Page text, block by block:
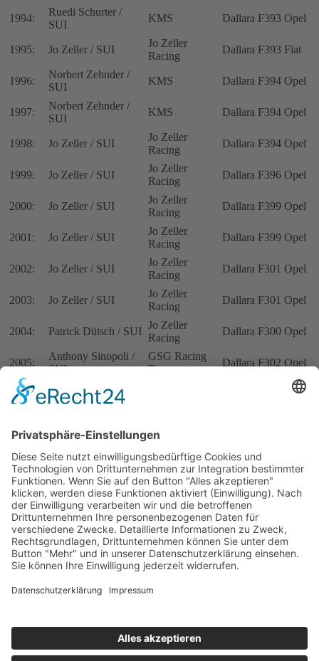
1994:
Ruedi Schurter /
SUI
KMS Dallara F393 Opel
1995: Jo Zeller / SUI
Jo Zeller
Racing
Dallara F393 Fiat
1996:
Norbert Zehnder /
SUI
KMS Dallara F394 Opel
1997:
Norbert Zehnder /
SUI
KMS Dallara F394 Opel
1998: Jo Zeller / SUI
Jo Zeller
Racing
Dallara F394 Opel
1999: Jo Zeller / SUI
Jo Zeller
Racing
Dallara F396 Opel
2000: Jo Zeller / SUI
Jo Zeller
Racing
Dallara F399 Opel
2001: Jo Zeller / SUI
Jo Zeller
Racing
Dallara F399 Opel
2002: Jo Zeller / SUI
Jo Zeller
Racing
Dallara F301 Opel
2003: Jo Zeller / SUI
Jo Zeller
Racing
Dallara F301 Opel
2004: Patrick Dütsch / SUI
Jo Zeller
Racing
Dallara F300 Opel
2005:
Anthony Sinopoli /
SUI
GSG Racing
Team
Dallara F302 Opel
2006: Jo Zeller / SUI Dallara F302 Opel
Racing
2008: Jo Zeller / SUI
Jo Zeller
Racing
Dallara F306
Mercedes
2009-
2013:
KEINE
MEISTERSCHAFT
2014:
Thomas Amweg /
SUI
Jo Zeller
Racing
Dallara F305
Mercedes
2015: Kurt Böhlen / SUI
Franz Wöss
Racing
Dallara F308
OPC-Challenge
Impressum
Jahrbuch